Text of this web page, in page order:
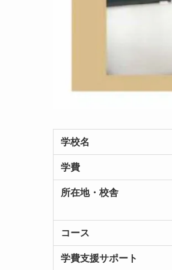
学校名
学費
所在地・校舎
コース
学費支援サポート